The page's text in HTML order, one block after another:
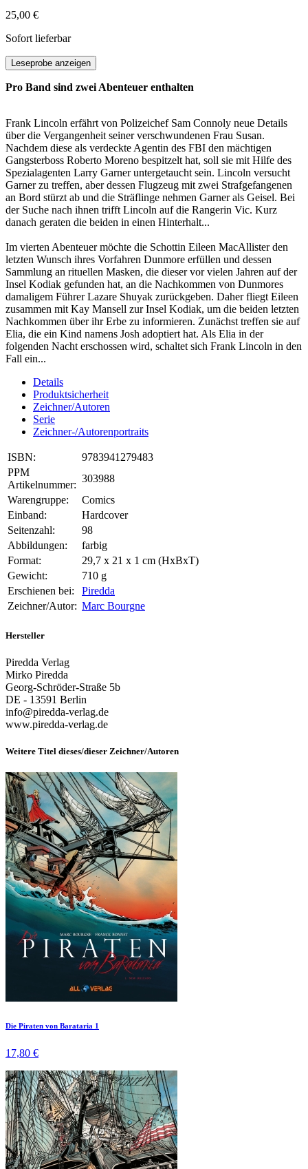
25,00 €
Sofort lieferbar
Leseprobe anzeigen
Pro Band sind zwei Abenteuer enthalten
Frank Lincoln erfährt von Polizeichef Sam Connoly neue Details
über die Vergangenheit seiner verschwundenen Frau Susan.
Nachdem diese als verdeckte Agentin des FBI den mächtigen
Gangsterboss Roberto Moreno bespitzelt hat, soll sie mit Hilfe des
Spezialagenten Larry Garner untergetaucht sein. Lincoln versucht
Garner zu treffen, aber dessen Flugzeug mit zwei Strafgefangenen
an Bord stürzt ab und die Sträflinge nehmen Garner als Geisel. Bei
der Suche nach ihnen trifft Lincoln auf die Rangerin Vic. Kurz
danach geraten die beiden in einen Hinterhalt...
Im vierten Abenteuer möchte die Schottin Eileen MacAllister den
letzten Wunsch ihres Vorfahren Dunmore erfüllen und dessen
Sammlung an rituellen Masken, die dieser vor vielen Jahren auf der
Insel Kodiak gefunden hat, an die Nachkommen von Dunmores
damaligem Führer Lazare Shuyak zurückgeben. Daher fliegt Eileen
zusammen mit Kay Mansell zur Insel Kodiak, um die beiden letzten
Nachkommen über ihr Erbe zu informieren. Zunächst treffen sie auf
Elia, die ein Kind namens Josh adoptiert hat. Als Elia in der
folgenden Nacht erschossen wird, schaltet sich Frank Lincoln in den
Fall ein...
Details
Produktsicherheit
Zeichner/Autoren
Serie
Zeichner-/Autorenportraits
ISBN:
9783941279483
PPM
Artikelnummer:
303988
Warengruppe:
Comics
Einband:
Hardcover
Seitenzahl:
98
Abbildungen:
farbig
Format:
29,7 x 21 x 1 cm (HxBxT)
Gewicht:
710 g
Erschienen bei:
Piredda
Zeichner/Autor: Marc Bourgne
Hersteller
Piredda Verlag
Mirko Piredda
Georg-Schröder-Straße 5b
DE - 13591 Berlin
info@piredda-verlag.de
www.piredda-verlag.de
Weitere Titel dieses/dieser Zeichner/Autoren
Die Piraten von Barataria 1
17,80 €